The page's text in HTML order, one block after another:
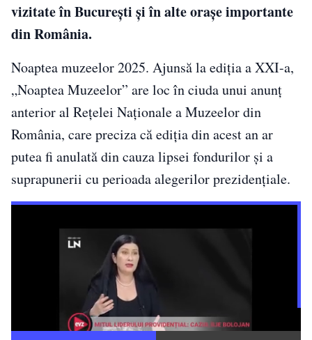
vizitate în București și în alte orașe importante
din România.
Noaptea muzeelor 2025. Ajunsă la ediția a XXI-a,
„Noaptea Muzeelor” are loc în ciuda unui anunț
anterior al Rețelei Naționale a Muzeelor din
România, care preciza că ediția din acest an ar
putea fi anulată din cauza lipsei fondurilor și a
suprapunerii cu perioada alegerilor prezidențiale.